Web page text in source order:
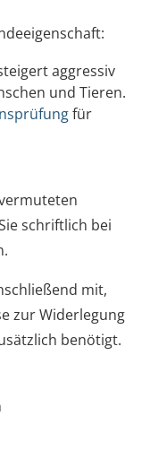
aggressiv
und Tieren.
für
schriftlich bei
mit,
zur Widerlegung
benötigt.